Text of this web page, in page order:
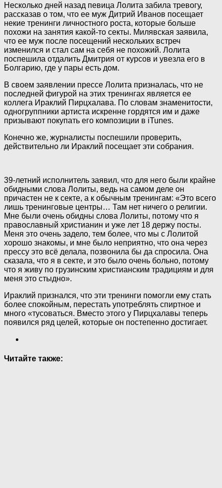
Несколько дней назад певица Лолита забила тревогу,
рассказав о том, что ее муж Дитрий Иванов посещает
некие тренинги личностного роста, которые больше
похожи на занятия какой-то секты. Милявская заявила,
что ее муж после посещений нескольких встреч
изменился и стал сам на себя не похожий. Лолита
поспешила отдалить Дмитрия от курсов и увезла его в
Болгарию, где у пары есть дом.
В своем заявлении прессе Лолита призналась, что не
последней фигурой на этих тренингах является ее
коллега Ираклий Пирцхалава. По словам знаменитости,
одногруппники артиста искренне гордятся им и даже
призывают покупать его композиции в iTunes.
Конечно же, журналисты поспешили проверить,
действительно ли Ираклий посещает эти собрания.
39-летний исполнитель заявил, что для него были крайне
обидными слова Лолиты, ведь на самом деле он
причастен не к секте, а к обычным тренингам: «Это всего
лишь тренинговые центры… Там нет ничего о религии.
Мне были очень обидны слова Лолиты, потому что я
православный христианин и уже лет 18 держу посты.
Меня это очень задело, тем более, что мы с Лолитой
хорошо знакомы, и мне было неприятно, что она через
прессу это всё делала, позвонила бы да спросила. Она
сказала, что я в секте, и это было очень больно, потому
что я живу по грузинским христианским традициям и для
меня это стыдно».
Ираклий признался, что эти тренинги помогли ему стать
более спокойным, перестать употреблять спиртное и
много «тусоваться. Вместо этого у Пирцхалавы теперь
появился ряд целей, которые он постепенно достигает.
Читайте также: